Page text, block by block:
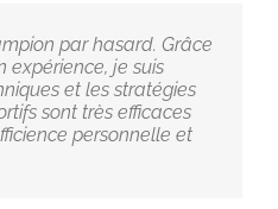
par hasard. Grâce
je suis
et les stratégies
sont très efficaces
personnelle et